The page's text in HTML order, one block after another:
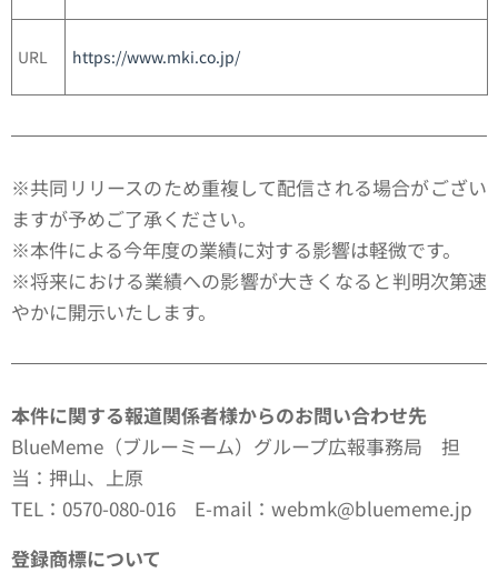
URL https://www.mki.co.jp/
※共同リリースのため重複して配信される場合がござい
ますが予めご了承ください。
※本件による今年度の業績に対する影響は軽微です。
※将来における業績への影響が大きくなると判明次第速
やかに開示いたします。
本件に関する報道関係者様からのお問い合わせ先
BlueMeme（ブルーミーム）グループ広報事務局 担
当：押山、上原
TEL：0570-080-016 E-mail：webmk@bluememe.jp
登録商標について